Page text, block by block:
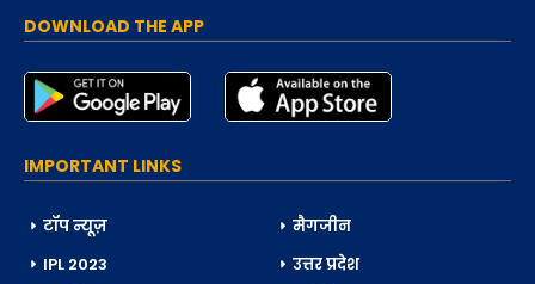
DOWNLOAD THE APP
IMPORTANT LINKS
टॉप न्यूज़
मैगजीन
IPL 2023
उत्तर प्रदेश